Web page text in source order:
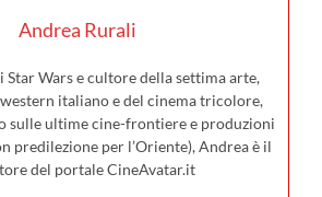
Andrea Rurali
Star Wars e cultore della settima arte,
italiano e del cinema tricolore,
sulle ultime cine-frontiere e produzioni
predilezione per l’Oriente), Andrea è il
del portale CineAvatar.it